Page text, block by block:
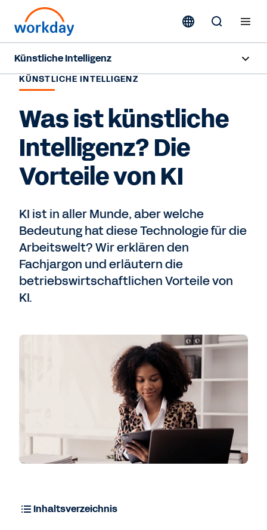
Künstliche Intelligenz
Übersicht
Sana
Agent System of Record
Agenten
Verantwortungsvolle KI
Ressourcen
KÜNSTLICHE INTELLIGENZ
Was ist künstliche
Intelligenz? Die
Vorteile von KI
KI ist in aller Munde, aber welche
Bedeutung hat diese Technologie für die
Arbeitswelt? Wir erklären den
Fachjargon und erläutern die
betriebswirtschaftlichen Vorteile von
KI.
Inhaltsverzeichnis